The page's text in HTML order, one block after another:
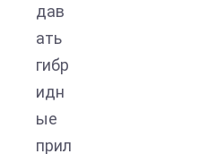
дав
ать
гибр
идн
ые
прил